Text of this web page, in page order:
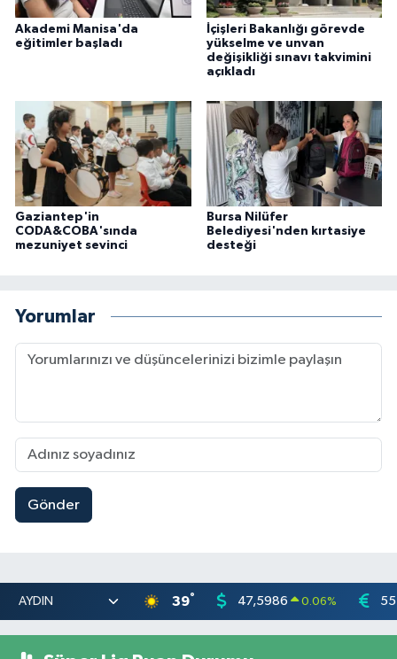
Akademi Manisa'da
eğitimler başladı
İçişleri Bakanlığı görevde
yükselme ve unvan
değişikliği sınavı takvimini
açıkladı
Gaziantep'in
CODA&COBA'sında
mezuniyet sevinci
Bursa Nilüfer
Belediyesi'nden kırtasiye
desteği
Yorumlar
Gönder
39° 47,5986 0.06%